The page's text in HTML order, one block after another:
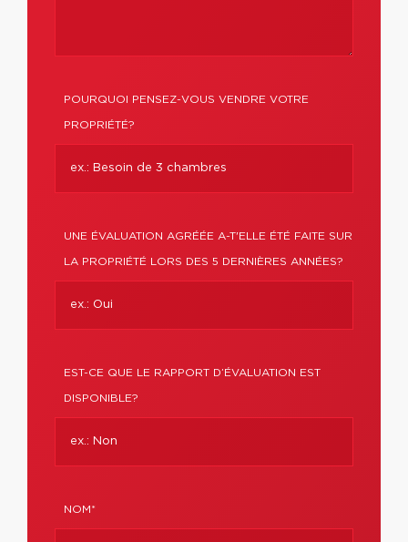
POURQUOI PENSEZ-VOUS VENDRE VOTRE
PROPRIÉTÉ?
UNE ÉVALUATION AGRÉÉE A-T'ELLE ÉTÉ FAITE SUR
LA PROPRIÉTÉ LORS DES 5 DERNIÈRES ANNÉES?
EST-CE QUE LE RAPPORT D’ÉVALUATION EST
DISPONIBLE?
NOM*